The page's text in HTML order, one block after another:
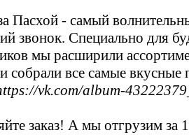
Пасхой - самый
звонок. Специально для
мы расширили
собрали все самые вкусные
vk.com/album-
заказ! А мы отгрузим за